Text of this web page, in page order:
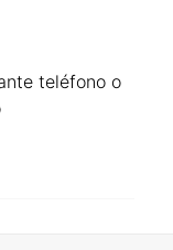
teléfono o